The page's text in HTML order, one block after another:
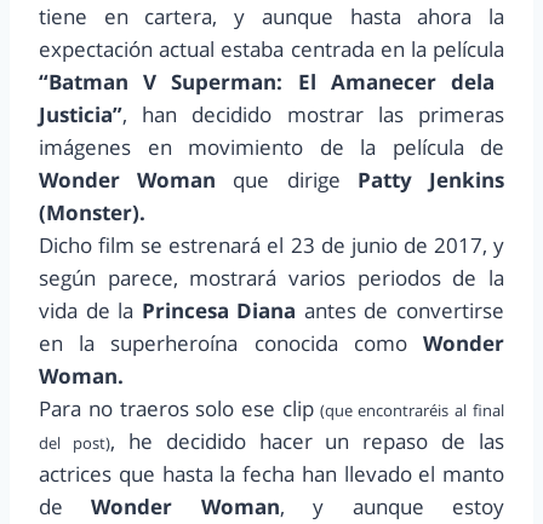
tiene en cartera, y aunque hasta ahora la
expectación actual estaba centrada en la película
“Batman V Superman: El Amanecer dela
Justicia”, han decidido mostrar las primeras
imágenes en movimiento de la película de
Wonder Woman que dirige Patty Jenkins
(Monster).
Dicho film se estrenará el 23 de junio de 2017, y
según parece, mostrará varios periodos de la
vida de la Princesa Diana antes de convertirse
en la superheroína conocida como Wonder
Woman.
Para no traeros solo ese clip(que encontraréis al final
del post), he decidido hacer un repaso de las
actrices que hasta la fecha han llevado el manto
deWonder Woman, y aunque estoy